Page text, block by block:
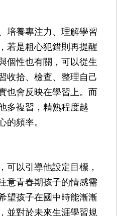
培養專注力、理解學習
若是粗心犯錯則再提醒
個性也有關，可以從生
收拾、檢查、整理自己
也會反映在學習上。而
多複習，精熟程度越
的頻率。
可以引導他設定目標，
意青春期孩子的情感需
望孩子在國中時能漸漸
並對於未來生涯學習規